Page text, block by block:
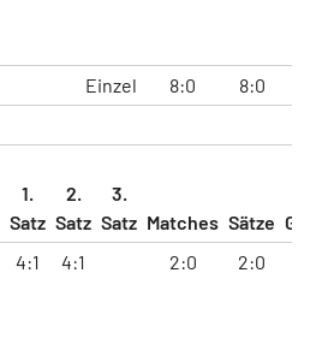
Einzel 8:0 8:0
1.
Satz
2.
Satz
3.
Satz Matches Sätze
4:1 4:1 2:0 2:0